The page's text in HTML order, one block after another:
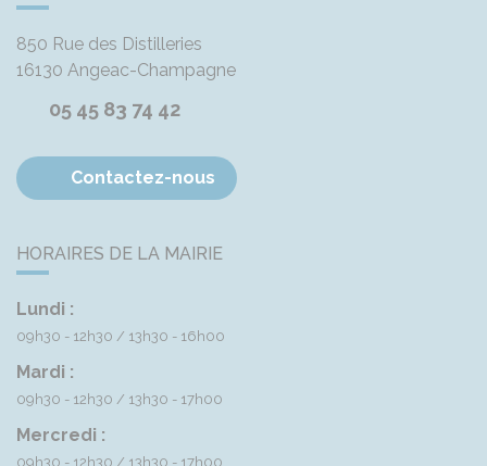
850 Rue des Distilleries
16130 Angeac-Champagne
05 45 83 74 42
Contactez-nous
HORAIRES DE LA MAIRIE
Lundi :
09h30 - 12h30 13h30 - 16h00
Mardi :
09h30 - 12h30 13h30 - 17h00
Mercredi :
09h30 - 12h30 13h30 - 17h00